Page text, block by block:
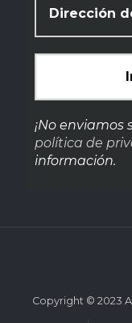
¡No enviamos
política de
información.
Copyright © 2023